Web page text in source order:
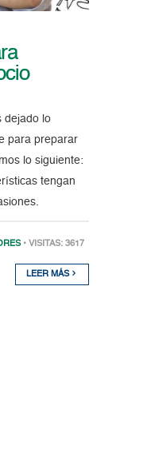
dejado lo
para preparar
lo siguiente:
tengan
• VISITAS: 3617
LEER MÁS